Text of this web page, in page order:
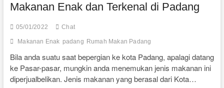
Makanan Enak dan Terkenal di Padang
05/01/2022 Chat
Makanan Enak padang Rumah Makan Padang
Bila anda suatu saat bepergian ke kota Padang, apalagi datang
ke Pasar-pasar, mungkin anda menemukan jenis makanan ini
diperjualbelikan. Jenis makanan yang berasal dari Kota…